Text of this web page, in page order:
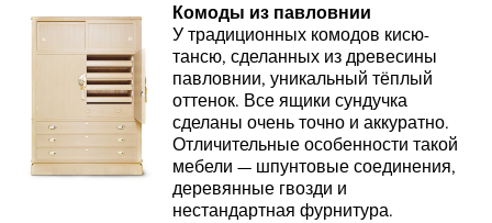
Комоды из павловнии
У традиционных комодов кисю-
тансю, сделанных из древесины
павловнии, уникальный тёплый
оттенок. Все ящики сундучка
сделаны очень точно и аккуратно.
Отличительные особенности такой
мебели — шпунтовые соединения,
деревянные гвозди и
нестандартная фурнитура.